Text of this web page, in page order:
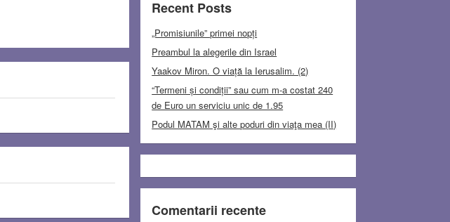
Recent Posts
„Promisiunile” primei nopți
Preambul la alegerile din Israel
Yaakov Miron. O viață la Ierusalim. (2)
“Termeni și condiții” sau cum m-a costat 240
de Euro un serviciu unic de 1.95
Podul MATAM şi alte poduri din viaţa mea (II)
Comentarii recente